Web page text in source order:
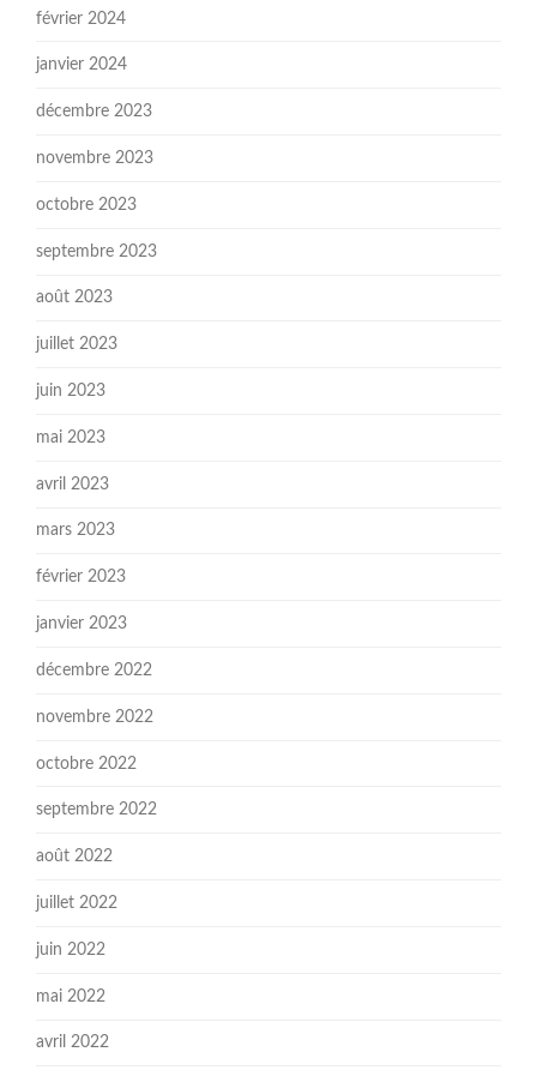
février 2024
janvier 2024
décembre 2023
novembre 2023
octobre 2023
septembre 2023
août 2023
juillet 2023
juin 2023
mai 2023
avril 2023
mars 2023
février 2023
janvier 2023
décembre 2022
novembre 2022
octobre 2022
septembre 2022
août 2022
juillet 2022
juin 2022
mai 2022
avril 2022